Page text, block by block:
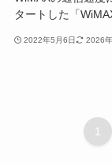
タートした「
2022年5月6日 2026
1